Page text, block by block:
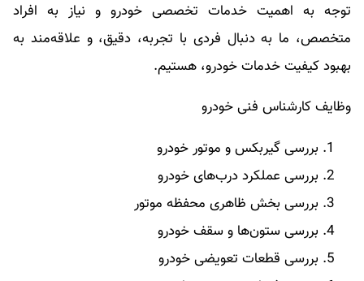
توجه به اهمیت خدمات تخصصی خودرو و نیاز به افراد
متخصص، ما به دنبال فردی با تجربه، دقیق، و علاقه‌مند به
بهبود کیفیت خدمات خودرو، هستیم.
وظایف کارشناس فنی خودرو
بررسی گیربکس و موتور خودرو
بررسی عملکرد درب‌های خودرو
بررسی بخش ظاهری محفظه موتور
بررسی ستون‌ها و سقف خودرو
بررسی قطعات تعویضی خودرو